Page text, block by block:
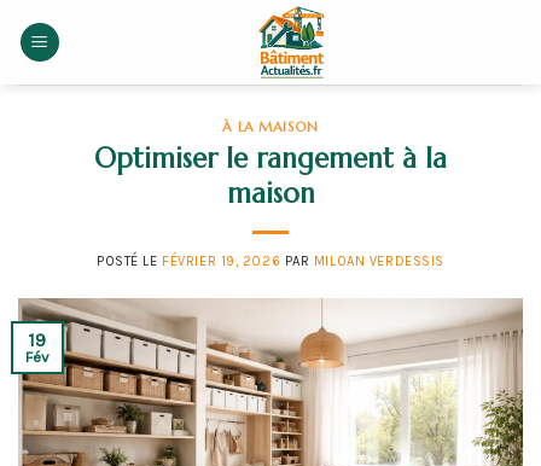
À LA MAISON
Optimiser le rangement à la
maison
POSTÉ LE FÉVRIER 19, 2026 PAR MILOAN VERDESSIS
19
Fév